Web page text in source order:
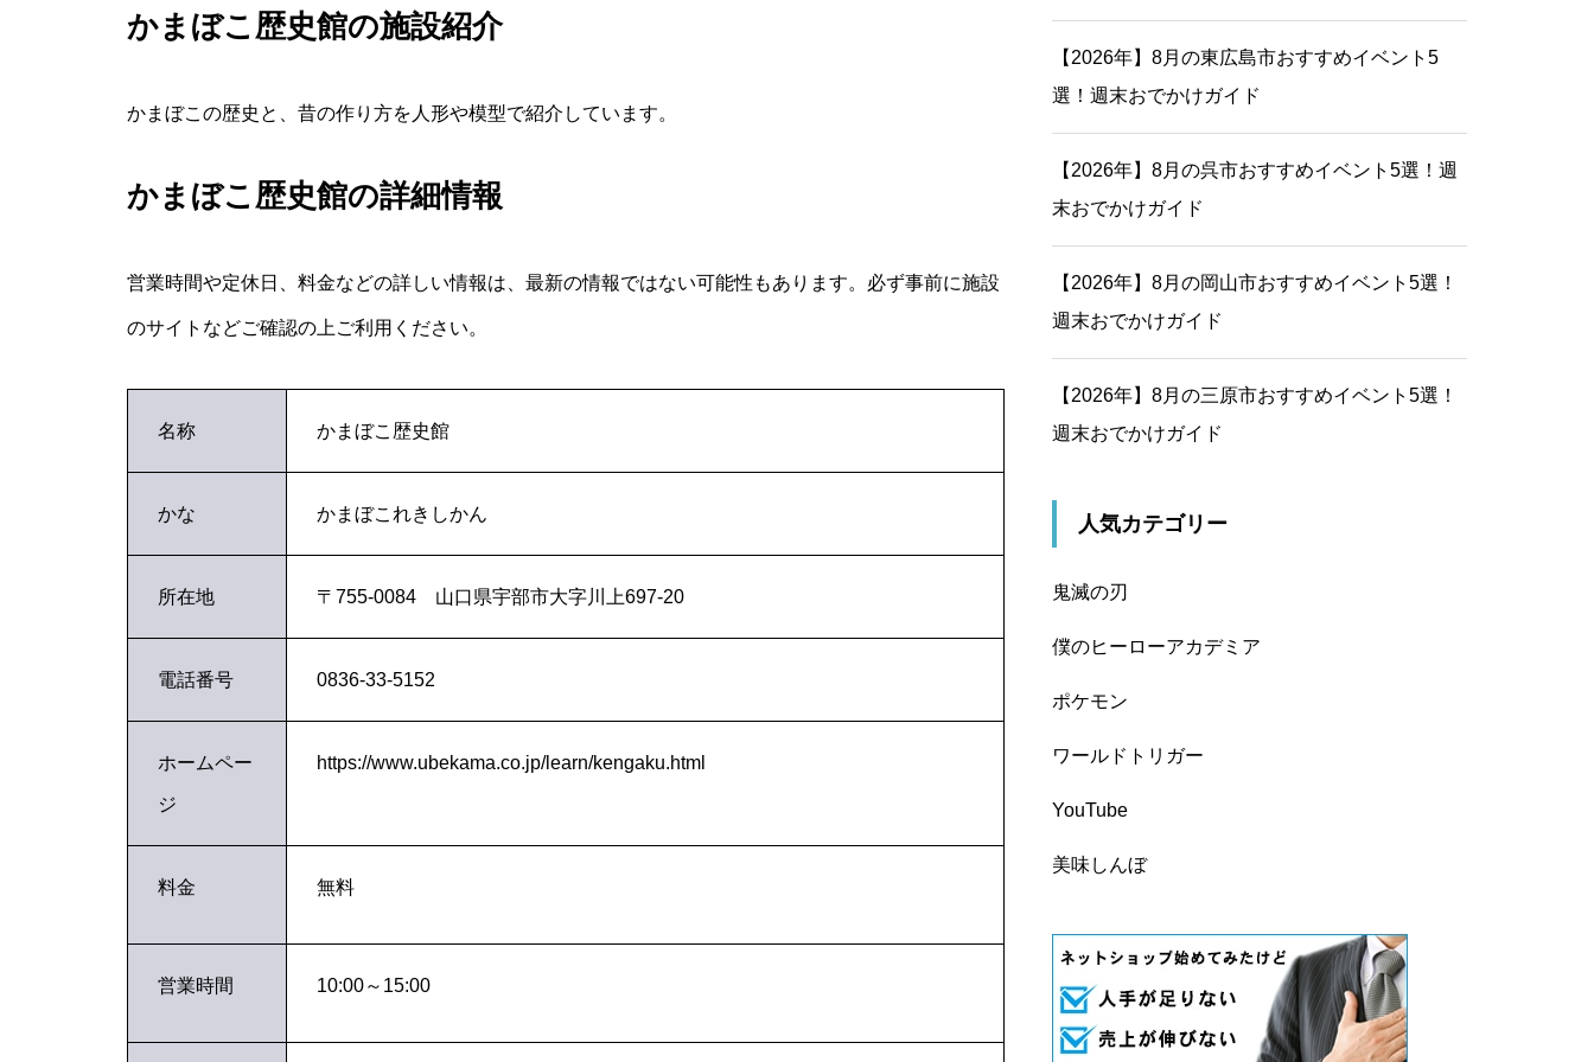
かまぼこ歴史館の施設紹介
かまぼこの歴史と、昔の作り方を人形や模型で紹介しています。
かまぼこ歴史館の詳細情報
営業時間や定休日、料金などの詳しい情報は、最新の情報ではない可能性もあります。必ず事前に施設
のサイトなどご確認の上ご利用ください。
名称 かまぼこ歴史館
かな かまぼこれきしかん
所在地 〒755-0084 山口県宇部市大字川上697-20
電話番号 0836-33-5152
ホームペー
ジ
https://www.ubekama.co.jp/learn/kengaku.html
料金 無料
営業時間 10:00～15:00
【2026年】8月の東広島市おすすめイベント5
選！週末おでかけガイド
【2026年】8月の呉市おすすめイベント5選！週
末おでかけガイド
【2026年】8月の岡山市おすすめイベント5選！
週末おでかけガイド
【2026年】8月の三原市おすすめイベント5選！
週末おでかけガイド
人気カテゴリー
鬼滅の刃
僕のヒーローアカデミア
ポケモン
ワールドトリガー
YouTube
美味しんぼ